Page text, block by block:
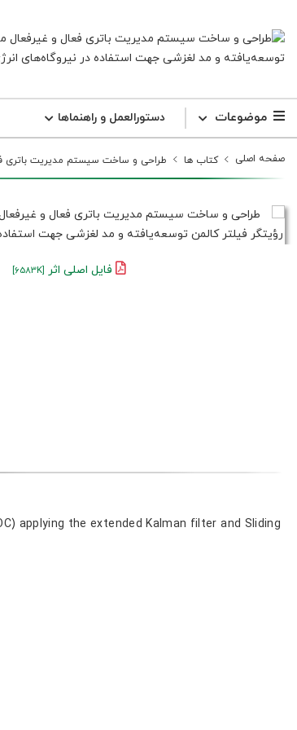
موضوعات دستورالعمل و راهنما‌ها
صفحه اصلی کتاب ها طراحی و ساخت سیستم مدیریت باتری
فایل اصلی اثر [6583K]
applying the extended Kalman filter and Sliding